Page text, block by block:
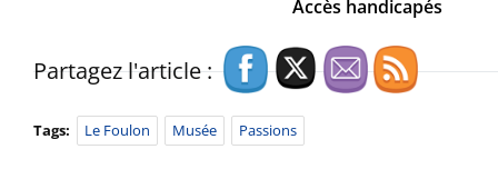
Accès handicapés
Partagez l'article :
Tags: Le Foulon Musée Passions